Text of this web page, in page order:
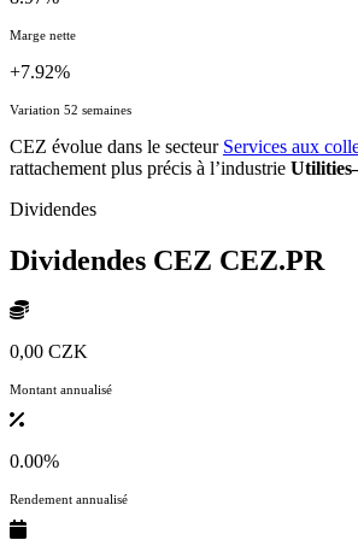
Marge nette
+7.92%
Variation 52 semaines
CEZ évolue dans le secteur Services aux
rattachement plus précis à l’industrie
Dividendes
Dividendes CEZ CEZ.PR
0,00 CZK
Montant annualisé
0.00%
Rendement annualisé